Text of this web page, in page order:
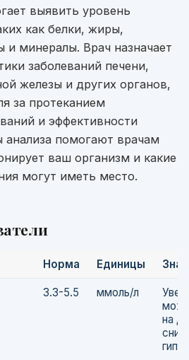
выявить уровень
как белки, жиры,
и минералы. Врач назначает
заболеваний печени,
железы и других органов,
за протеканием
и эффективности
анализа помогают врачам
ваш организм и какие
могут иметь место.
Норма Единицы
3.3-5.5 ммоль/л
на